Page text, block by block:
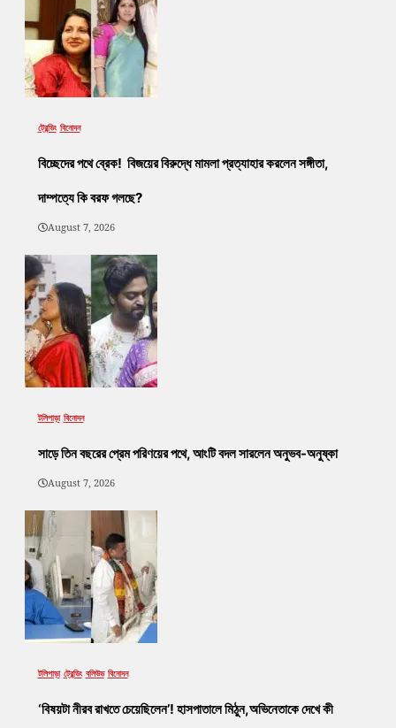
ট্রেন্ডিং বিনোদন
বিচ্ছেদের পথে ব্রেক! বিজয়ের বিরুদ্ধে মামলা প্রত্যাহার করলেন সঙ্গীতা,
দাম্পত্যে কি বরফ গলছে?
August 7, 2026
টলিপাড়া বিনোদন
সাড়ে তিন বছরের প্রেম পরিণয়ের পথে, আংটি বদল সারলেন অনুভব-অনুষ্কা
August 7, 2026
টলিপাড়া ট্রেন্ডিং বলিউড বিনোদন
‘বিষয়টা নীরব রাখতে চেয়েছিলেন’! হাসপাতালে মিঠুন,অভিনেতাকে দেখে কী